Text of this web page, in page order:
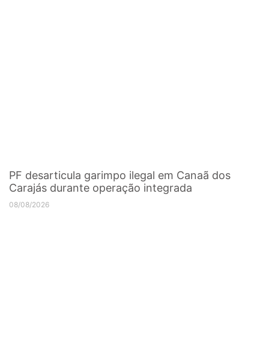
PF desarticula garimpo ilegal em Canaã dos
Carajás durante operação integrada
08/08/2026